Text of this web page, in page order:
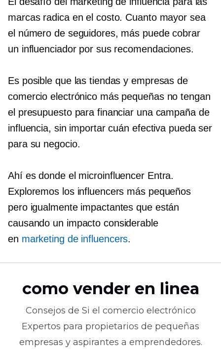
marcas radica en el costo. Cuanto mayor sea
el número de seguidores, más puede cobrar
un influenciador por sus recomendaciones.
Es posible que las tiendas y empresas de
comercio electrónico más pequeñas no tengan
el presupuesto para financiar una campaña de
influencia, sin importar cuán efectiva pueda ser
para su negocio.
Ahí es donde el microinfluencerEntra.
Exploremos los influencers más pequeños
pero igualmente impactantes que están
causando un impacto considerable
en marketing de influencers.
como vender en linea
Consejos de Si el comercio electrónico
Expertos para propietarios de pequeñas
empresas y aspirantes a emprendedores.